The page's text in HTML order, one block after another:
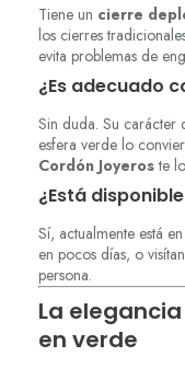
Tiene un cierre
los cierres
evita problemas de
¿Es adecuado
Sin duda. Su
esfera verde lo
Cordón Joyeroste
¿Está
Sí, actualmente está
en pocos días, o
persona.
La
en verde